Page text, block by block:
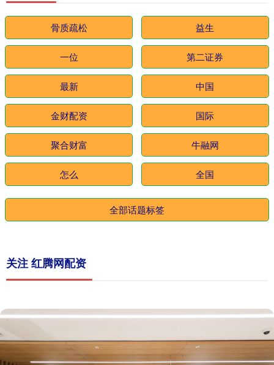
骨质疏松 益生
一位 第二证券
最新 中国
金财配资 国际
聚合财富 牛融网
怎么 全国
全部话题标签
关注 红腾网配资